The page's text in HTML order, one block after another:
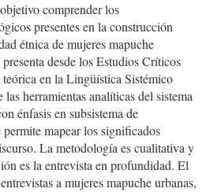
comprender los
presentes en la construcción
étnica de mujeres mapuche
desde los Estudios Críticos
en la Lingüística Sistémico
herramientas analíticas del sistema
énfasis en subsistema de
mapear los significados
La metodología es cualitativa y
es la entrevista en profundidad. El
a mujeres mapuche urbanas,